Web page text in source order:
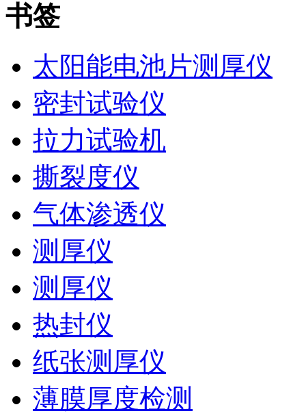
书签
太阳能电池片测厚仪
密封试验仪
拉力试验机
撕裂度仪
气体渗透仪
测厚仪
测厚仪
热封仪
纸张测厚仪
薄膜厚度检测